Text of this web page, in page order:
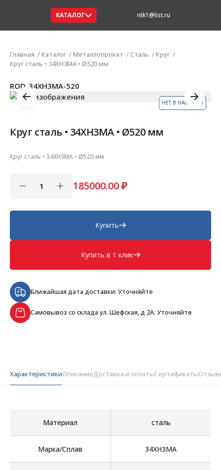
КАТАЛОГ ntk1@list.ru
Главная Каталог Металлопрокат Сталь
Круг
Круг сталь • 34ХН3МА • Ø520 мм
НЕТ В НАЛИЧИИ
ROD-34ХН3МА-520
Круг сталь • 34ХН3МА • Ø520 мм
Круг сталь • 34ХН3МА • Ø520 мм
185000.00₽
Купить
Купить в 1 клик
Ближайшая дата доставки: Уточняйте
Самовывоз со склада ул. Шефская, д 2А: Уточняйте
ХарактеристикиОписаниеДоставка и оплатыСертификаты
Материал сталь
Марка/Сплав 34ХН3МА